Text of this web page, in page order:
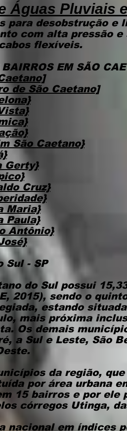
Águas Pluviais
para desobstrução e
com alta pressão
flexíveis.
EM SÃO
de São Caetano]
São Caetano}
Gerty}
Cruz}
Maria}
Paula}
Antônio}
Sul - SP
do Sul possui
2015), sendo o
estando
mais próxima
Os demais
a Sul e Leste, São
da região,
por área urbana
15 bairros e por ele
córregos Utinga,
nacional em índices